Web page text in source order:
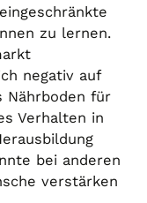
zu lernen.
negativ auf
Nährboden für
Verhalten in
bei anderen
verstärken